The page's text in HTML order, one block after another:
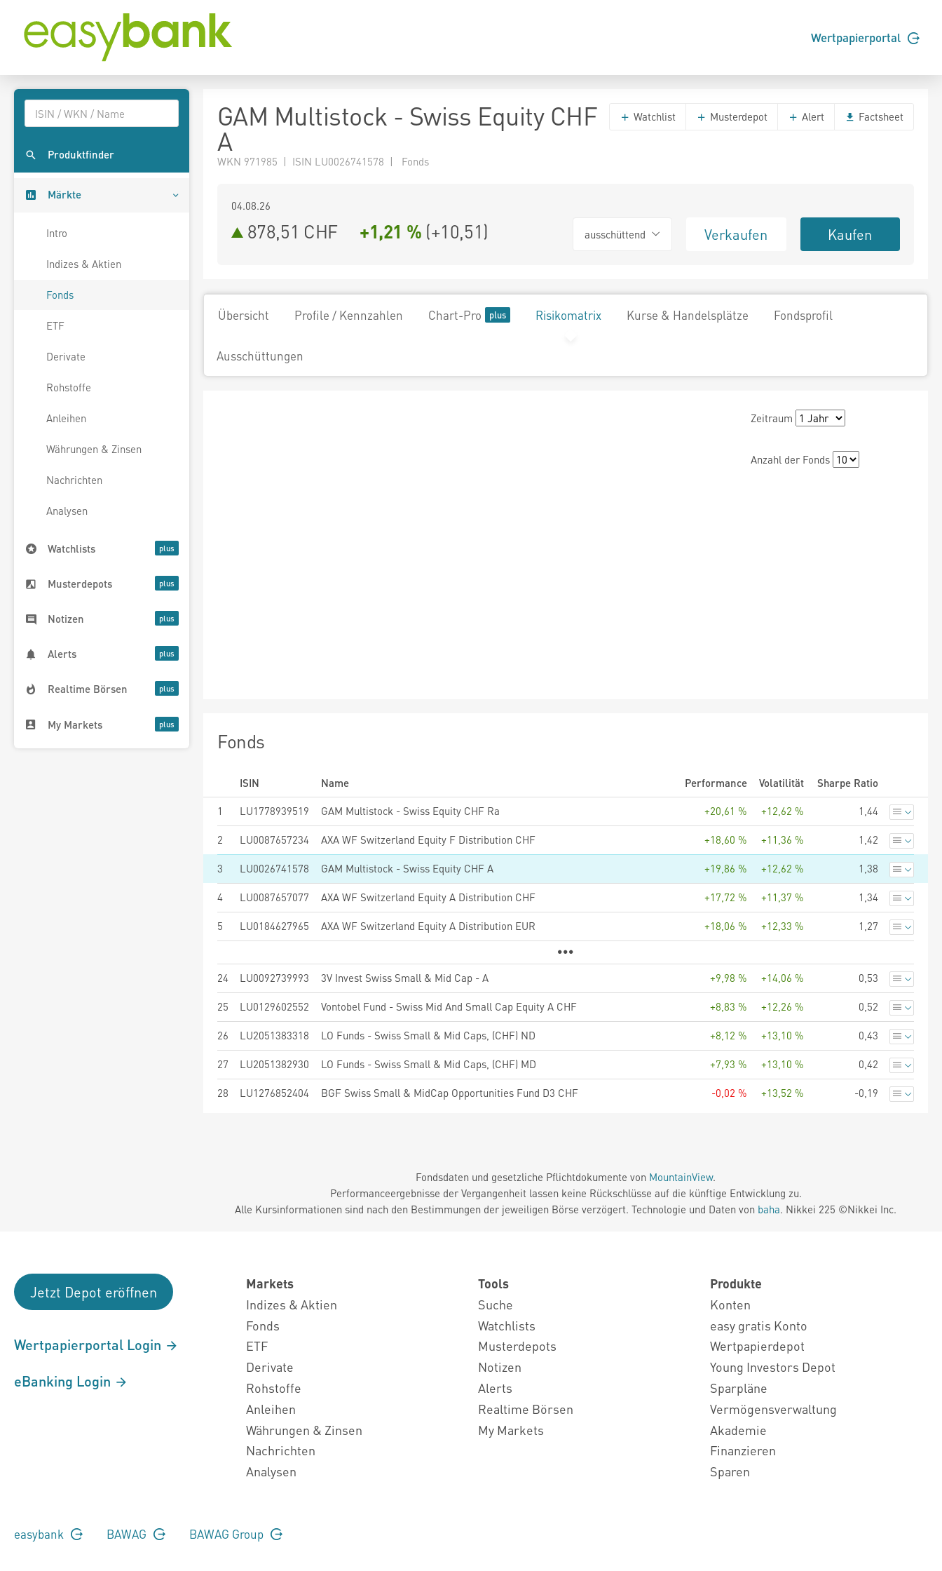
Wertpapierportal
Produktfinder
Märkte
Intro
Indizes & Aktien
Fonds
ETF
Derivate
Rohstoffe
Anleihen
Währungen & Zinsen
Nachrichten
Analysen
Watchlists
Musterdepots
Notizen
Alerts
Realtime Börsen
My Markets
GAM Multistock - Swiss Equity CHF
A
WKN 971985 | ISIN LU0026741578 | Fonds
Watchlist Musterdepot Alert Factsheet
04.08.26
878,51 CHF +1,21 % (+10,51) ausschüttend Verkaufen Kaufen
Übersicht Profile / Kennzahlen Chart-Pro Risikomatrix Kurse & Handelsplätze Fondsprofil
Ausschüttungen
Zeitraum
Anzahl der Fonds
Fonds
ISIN Name Performance Volatilität
Sharpe Ratio
1
LU1778939519 GAM Multistock - Swiss Equity CHF Ra +20,61 % +12,62 % 1,44
2 LU0087657234 AXA WF Switzerland Equity F Distribution CHF +18,60 % +11,36 % 1,42
3 LU0026741578 GAM Multistock - Swiss Equity CHF A +19,86 % +12,62 % 1,38
4 LU0087657077 AXA WF Switzerland Equity A Distribution CHF +17,72 % +11,37 % 1,34
5 LU0184627965 AXA WF Switzerland Equity A Distribution EUR +18,06 % +12,33 % 1,27
24 LU0092739993 3V Invest Swiss Small & Mid Cap - A +9,98 % +14,06 % 0,53
25 LU0129602552 Vontobel Fund - Swiss Mid And Small Cap Equity A CHF +8,83 % +12,26 % 0,52
26 LU2051383318 LO Funds - Swiss Small & Mid Caps, (CHF) ND +8,12 % +13,10 % 0,43
27 LU2051382930 LO Funds - Swiss Small & Mid Caps, (CHF) MD +7,93 % +13,10 % 0,42
28 LU1276852404 BGF Swiss Small & MidCap Opportunities Fund D3 CHF -0,02 % +13,52 % -0,19
Fondsdaten und gesetzliche Pflichtdokumente von MountainView.
Performanceergebnisse der Vergangenheit lassen keine Rückschlüsse auf die künftige Entwicklung zu.
Alle Kursinformationen sind nach den Bestimmungen der jeweiligen Börse verzögert. Technologie und Daten von baha. Nikkei 225 ©Nikkei Inc.
Jetzt Depot eröffnen
Wertpapierportal Login
eBanking Login
Markets
Indizes & Aktien
Fonds
ETF
Derivate
Rohstoffe
Anleihen
Währungen & Zinsen
Nachrichten
Analysen
Tools
Suche
Watchlists
Musterdepots
Notizen
Alerts
Realtime Börsen
My Markets
Produkte
Konten
easy gratis Konto
Wertpapierdepot
Young Investors Depot
Sparpläne
Vermögensverwaltung
Akademie
Finanzieren
Sparen
easybank BAWAG BAWAG Group